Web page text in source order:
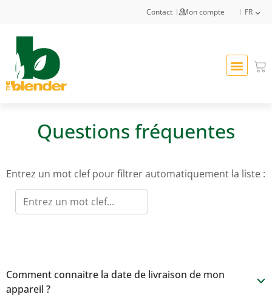
Contact Mon compte FR
Questions fréquentes
Entrez un mot clef pour filtrer automatiquement la liste :
b
Comment connaitre la date de livraison de mon
appareil ?